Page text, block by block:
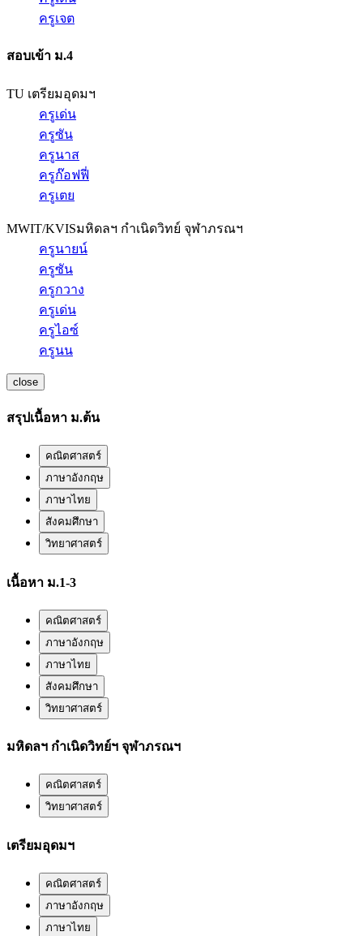
ครูเจต
สอบเข้า ม.4
TU เตรียมอุดมฯ
ครูเด่น
ครูซัน
ครูนาส
ครูก๊อฟฟี่
ครูเตย
MWIT/KVISมหิดลฯ กำเนิดวิทย์ จุฬาภรณฯ
ครูนายน์
ครูซัน
ครูกวาง
ครูเด่น
ครูไอซ์
ครูนน
close
สรุปเนื้อหา ม.ต้น
คณิตศาสตร์
ภาษาอังกฤษ
ภาษาไทย
สังคมศึกษา
วิทยาศาสตร์
เนื้อหา ม.1-3
คณิตศาสตร์
ภาษาอังกฤษ
ภาษาไทย
สังคมศึกษา
วิทยาศาสตร์
มหิดลฯ กำเนิดวิทย์ฯ จุฬาภรณฯ
คณิตศาสตร์
วิทยาศาสตร์
เตรียมอุดมฯ
คณิตศาสตร์
ภาษาอังกฤษ
ภาษาไทย